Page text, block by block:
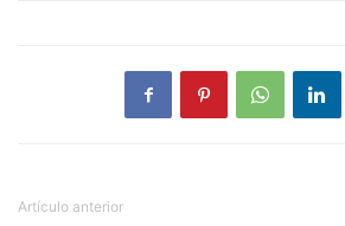
Artículo anterior